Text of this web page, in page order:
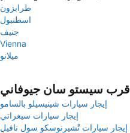
طرابزون
اسطنبول
جنيف
Vienna
ميلانو
قرب سيستو سان جيوفاني
إيجار سيارات شينيسيلو بالسامو
إيجار سيارات سيغراتي
إيجار سيارات تْشيرنوسكو سول نافيلِ